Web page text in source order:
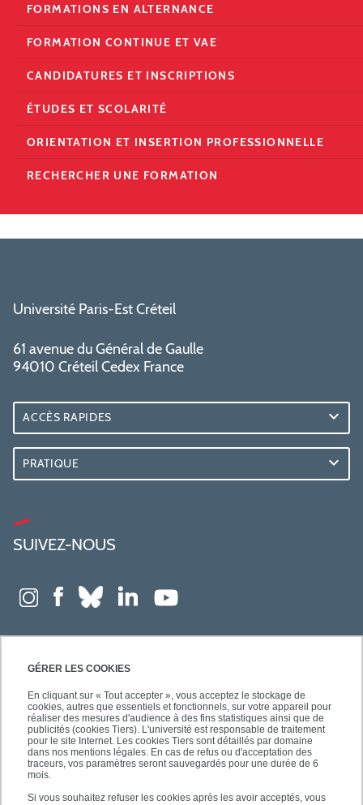
GÉRER LES COOKIES
En cliquant sur « Tout accepter », vous acceptez le stockage de
cookies, autres que essentiels et fonctionnels, sur votre appareil pour
réaliser des mesures d'audience à des fins statistiques ainsi que de
publicités (cookies Tiers). L'université est responsable de traitement
pour le site Internet. Les cookies Tiers sont détaillés par domaine
dans nos mentions légales. En cas de refus ou d'acceptation des
traceurs, vos paramètres seront sauvegardés pour une durée de 6
mois.
Si vous souhaitez refuser les cookies après les avoir acceptés, vous
FORMATIONS EN ALTERNANCE
FORMATION CONTINUE ET VAE
CANDIDATURES ET INSCRIPTIONS
ÉTUDES ET SCOLARITÉ
ORIENTATION ET INSERTION PROFESSIONNELLE
RECHERCHER UNE FORMATION
Université Paris-Est Créteil
61 avenue du Général de Gaulle
94010 Créteil Cedex France
ACCÈS RAPIDES
PRATIQUE
SUIVEZ-NOUS